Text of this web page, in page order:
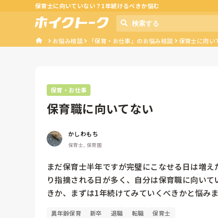
保育士に向いていない？1年続けるべきか悩む
お悩み相談 「保育・お仕事」のお悩み相談 保育士に向い
保育・お仕事
保育職に向いてない
かしわもち
保育士, 保育園
まだ保育士半年ですが完璧にこなせる日は増
り指摘される日が多く、自分は保育職に向い
きか、まずは1年続けてみていくべきかと悩み
異年齢保育 新卒 退職 転職 保育士